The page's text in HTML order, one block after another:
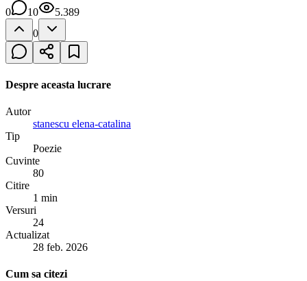
0
10
5.389
0
Despre aceasta lucrare
Autor
stanescu elena-catalina
Tip
Poezie
Cuvinte
80
Citire
1 min
Versuri
24
Actualizat
28 feb. 2026
Cum sa citezi